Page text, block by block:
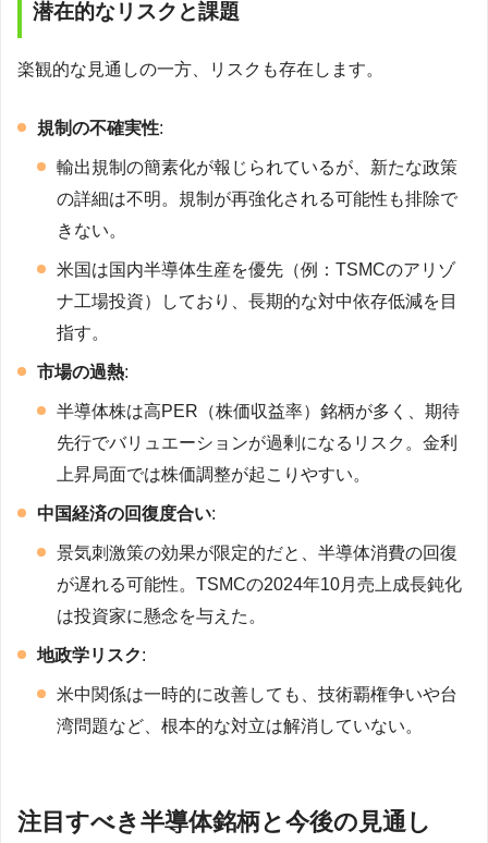
潜在的なリスクと課題
楽観的な見通しの一方、リスクも存在します。
規制の不確実性:
輸出規制の簡素化が報じられているが、新たな政策
の詳細は不明。規制が再強化される可能性も排除で
きない。
米国は国内半導体生産を優先（例：TSMCのアリゾ
ナ工場投資）しており、長期的な対中依存低減を目
指す。
市場の過熱:
半導体株は高PER（株価収益率）銘柄が多く、期待
先行でバリュエーションが過剰になるリスク。金利
上昇局面では株価調整が起こりやすい。
中国経済の回復度合い:
景気刺激策の効果が限定的だと、半導体消費の回復
が遅れる可能性。TSMCの2024年10月売上成長鈍化
は投資家に懸念を与えた。
地政学リスク:
米中関係は一時的に改善しても、技術覇権争いや台
湾問題など、根本的な対立は解消していない。
注目すべき半導体銘柄と今後の見通し